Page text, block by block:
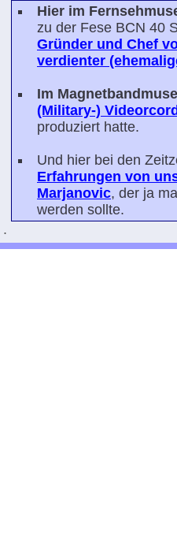
Hier im
zu der Fese BCN 40
Gründer und Chef
verdienter
Im
(Military-)
produziert hatte.
Und hier bei den
Erfahrungen von
Marjanovic, der ja
werden sollte.
.